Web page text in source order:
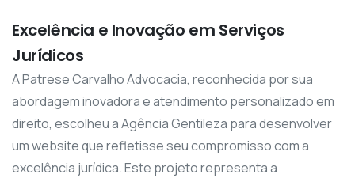
Excelência e Inovação em Serviços
Jurídicos
A Patrese Carvalho Advocacia, reconhecida por sua
abordagem inovadora e atendimento personalizado em
direito, escolheu a Agência Gentileza para desenvolver
um website que refletisse seu compromisso com a
excelência jurídica. Este projeto representa a